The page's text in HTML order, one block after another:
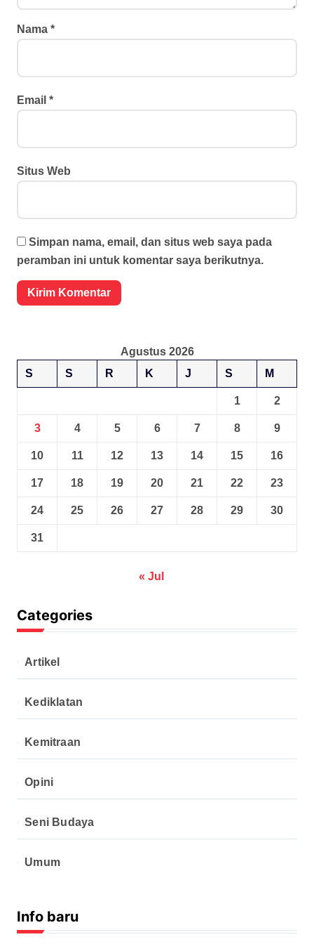
Nama *
Email *
Situs Web
Simpan nama, email, dan situs web saya pada
peramban ini untuk komentar saya berikutnya.
Agustus 2026
S
S R K J S M
1 2
3 4 5 6 7 8 9
10 11 12 13 14 15 16
17 18 19 20 21 22 23
24 25 26 27 28 29 30
31
« Jul
Categories
Artikel
Kediklatan
Kemitraan
Opini
Seni Budaya
Umum
Info baru